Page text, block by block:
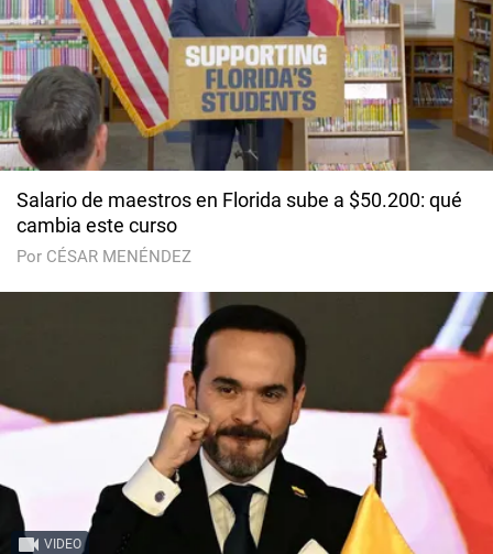
Salario de maestros en Florida sube a $50.200: qué
cambia este curso
Por CÉSAR MENÉNDEZ
VIDEO